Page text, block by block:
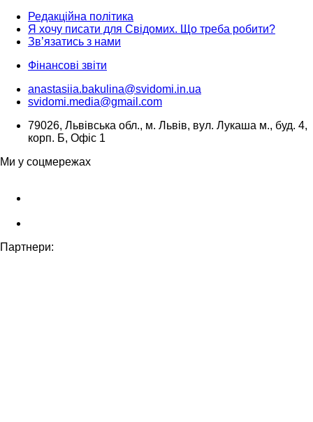
Редакційна політика
Я хочу писати для Свідомих. Що треба робити?
Зв’язатись з нами
Фінансові звіти
anastasiia.bakulina@svidomi.in.ua
svidomi.media@gmail.com
79026, Львівська обл., м. Львів, вул. Лукаша м., буд. 4,
корп. Б, Офіс 1
Ми у соцмережах
Партнери: